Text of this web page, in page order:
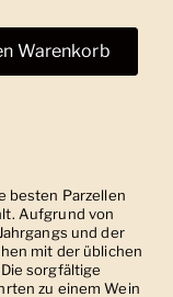
Warenkorb
besten Parzellen
Aufgrund von
und der
mit der üblichen
sorgfältige
zu einem Wein